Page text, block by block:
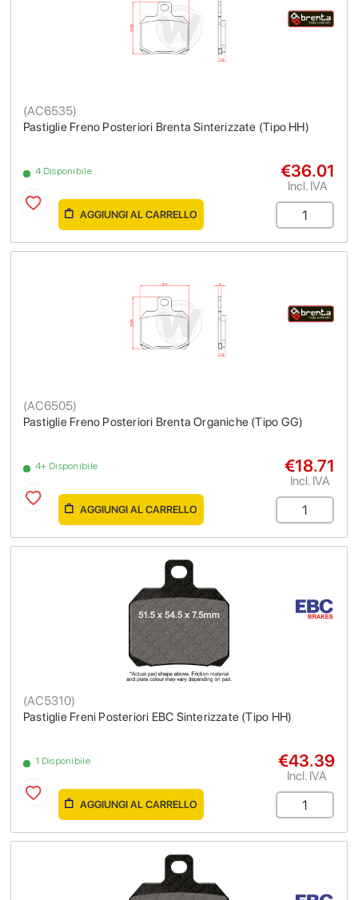
Pastiglie Freno Posteriori Brenta Sinterizzate (Tipo HH)
(AC6535)
4 Disponibile €36.01
Incl. IVA
AGGIUNGI AL CARRELLO
Pastiglie Freno Posteriori Brenta Organiche (Tipo GG)
(AC6505)
4+ Disponibile €18.71
Incl. IVA
AGGIUNGI AL CARRELLO
Pastiglie Freni Posteriori EBC Sinterizzate (Tipo HH)
(AC5310)
1 Disponibile €43.39
Incl. IVA
AGGIUNGI AL CARRELLO